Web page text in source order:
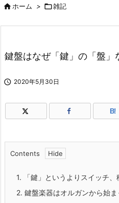
ホーム > 雑記
鍵盤はなぜ「鍵」の「盤
 2020年5月30日
B!
Contents
1. 「鍵」というよりスイッチ
2. 鍵盤楽器はオルガンから始ま